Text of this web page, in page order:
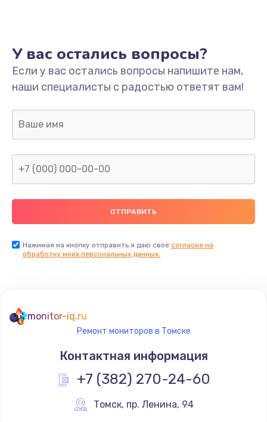
Заказать
Не включается
Нет звука
Не видит флешку
400 руб.
Заказать
Не сопряжается с устройством
900 руб.
Заказать
У вас остались вопросы?
Если у вас остались вопросы напишите нам,
наши специалисты с радостью ответят вам!
Нажимая на кнопку отправить я даю свое согласие на
обработку моих персональных данных.
monitor-iq.ru
Ремонт мониторов в Томске
Контактная информация
+7 (382) 270-24-60
Томск, пр. Ленина, 94